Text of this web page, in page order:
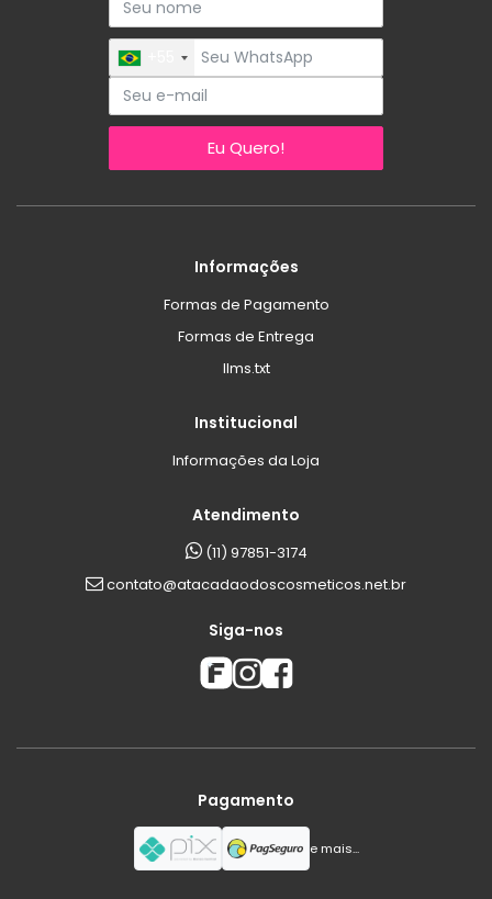
Eu Quero!
Informações
Formas de Pagamento
Formas de Entrega
llms.txt
Institucional
Informações da Loja
Atendimento
(11) 97851-3174
contato@atacadaodoscosmeticos.net.br
Siga-nos
Pagamento
e mais...